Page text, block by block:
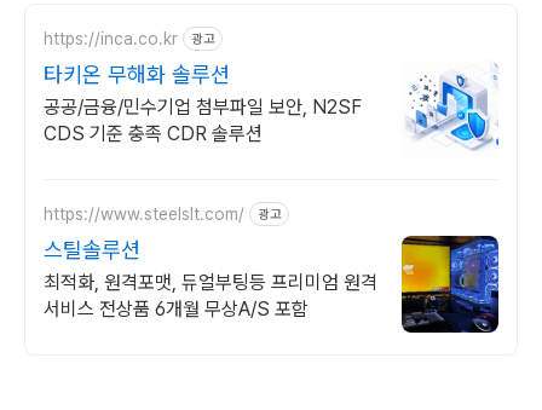
https://inca.co.kr 광고
타키온 무해화 솔루션
공공/금융/민수기업 첨부파일 보안, N2SF
CDS 기준 충족 CDR 솔루션
https://www.steelslt.com/ 광고
스틸솔루션
최적화, 원격포맷, 듀얼부팅등 프리미엄 원격
서비스 전상품 6개월 무상A/S 포함